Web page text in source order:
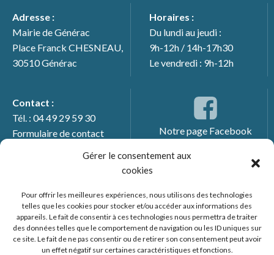
Gérer le consentement aux
cookies
Pour offrir les meilleures expériences, nous utilisons des technologies
telles que les cookies pour stocker et/ou accéder aux informations des
appareils. Le fait de consentir à ces technologies nous permettra de traiter
des données telles que le comportement de navigation ou les ID uniques sur
ce site. Le fait de ne pas consentir ou de retirer son consentement peut avoir
un effet négatif sur certaines caractéristiques et fonctions.
Adresse :
Mairie de Générac
Place Franck CHESNEAU,
30510 Générac
Horaires :
Du lundi au jeudi :
9h-12h / 14h-17h30
Le vendredi : 9h-12h
Contact :
Tél. : 04 49 29 59 30
Formulaire de contact
Notre page Facebook